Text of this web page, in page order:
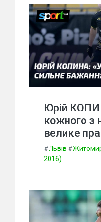
Юрій
кожного з
велике
#Львів #
2016)